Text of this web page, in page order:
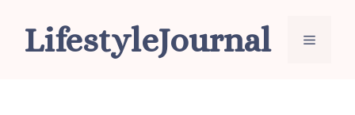
LifestyleJournal Menu